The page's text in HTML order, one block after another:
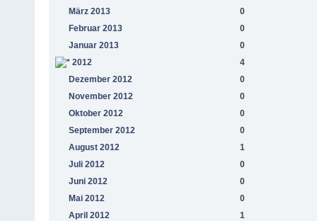
März 2013
0
Februar 2013
0
Januar 2013
0
2012
4
Dezember 2012
0
November 2012
0
Oktober 2012
0
September 2012
0
August 2012
1
Juli 2012
0
Juni 2012
0
Mai 2012
0
April 2012
1